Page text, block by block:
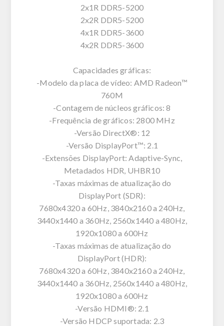
2x1R DDR5-5200
2x2R DDR5-5200
4x1R DDR5-3600
4x2R DDR5-3600
Capacidades gráficas:
-Modelo da placa de vídeo: AMD Radeon™
760M
-Contagem de núcleos gráficos: 8
-Frequência de gráficos: 2800 MHz
-Versão DirectX®: 12
-Versão DisplayPort™: 2.1
-Extensões DisplayPort: Adaptive-Sync,
Metadados HDR, UHBR10
-Taxas máximas de atualização do
DisplayPort (SDR):
7680x4320 a 60Hz, 3840x2160 a 240Hz,
3440x1440 a 360Hz, 2560x1440 a 480Hz,
1920x1080 a 600Hz
-Taxas máximas de atualização do
DisplayPort (HDR):
7680x4320 a 60Hz, 3840x2160 a 240Hz,
3440x1440 a 360Hz, 2560x1440 a 480Hz,
1920x1080 a 600Hz
-Versão HDMI®: 2.1
-Versão HDCP suportada: 2.3